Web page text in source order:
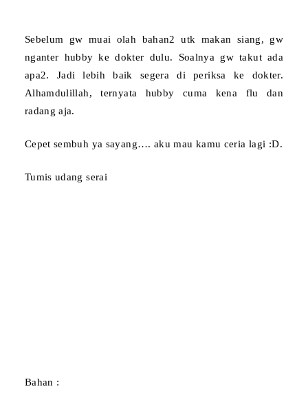
Sebelum gw muai olah bahan2 utk makan siang, gw
nganter hubby ke dokter dulu. Soalnya gw takut ada
apa2. Jadi lebih baik segera di periksa ke dokter.
Alhamdulillah, ternyata hubby cuma kena flu dan
radang aja.
Cepet sembuh ya sayang…. aku mau kamu ceria lagi :D.
Tumis udang serai
Bahan :